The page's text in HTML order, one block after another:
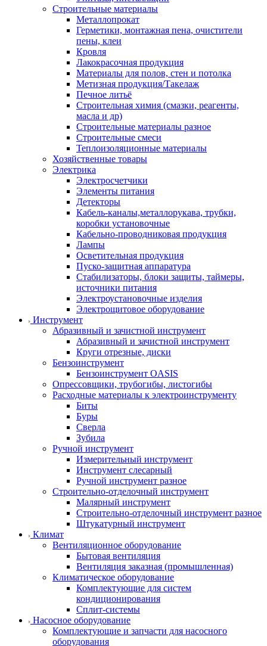
Строительные материалы
Металлопрокат
Герметики, монтажная пена, очистители
пены, клеи
Кровля
Лакокрасочная продукция
Материалы для полов, стен и потолка
Метизная продукция/Такелаж
Печное литьё
Строительная химия (смазки, реагенты,
масла и др)
Строительные материалы разное
Строительные смеси
Теплоизоляционные материалы
Хозяйственные товары
Электрика
Электросчетчики
Элементы питания
Детекторы
Кабель-каналы,металлорукава, трубки,
коробки установочные
Кабельно-проводниковая продукция
Лампы
Осветительная продукция
Пуско-защитная аппаратура
Стабилизаторы, блоки защиты, таймеры,
источники питания
Электроустановочные изделия
Электрощитовое оборудование
Инструмент
Абразивный и зачистной инструмент
Абразивный и зачистной инструмент
Круги отрезные, диски
Бензоинструмент
Бензоинструмент OASIS
Опрессовщики, трубогибы, листогибы
Расходные материалы к электроинструменту
Биты
Буры
Сверла
Зубила
Ручной инструмент
Измерительный инструмент
Инструмент слесарный
Ручной инструмент разное
Строительно-отделочный инструмент
Малярный инструмент
Строительно-отделочный инструмент разное
Штукатурный инструмент
Климат
Вентиляционное оборудование
Бытовая вентиляция
Вентиляция заказная (промышленная)
Климатическое оборудование
Комплектующие для систем
кондиционирования
Сплит-системы
Насосное оборудование
Комплектующие и запчасти для насосного
оборудования